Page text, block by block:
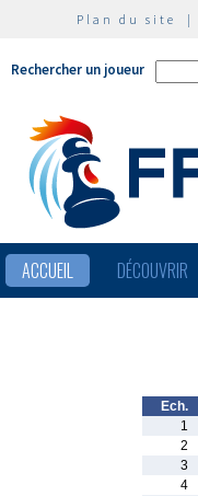
Plan du site |
Rechercher un joueur
ACCUEIL DÉCOUVRIR
Ech.
1
2
3
4